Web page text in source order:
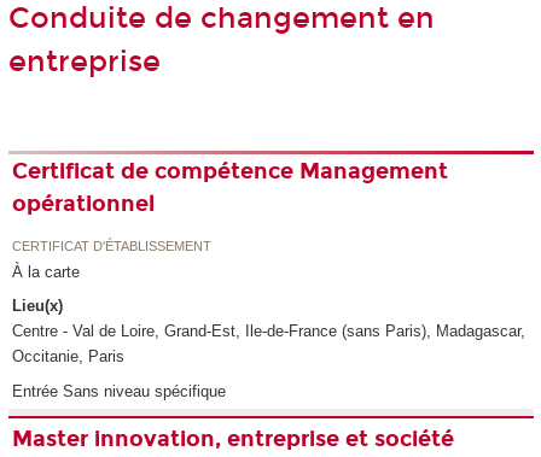
Conduite de changement en
entreprise
Certificat de compétence Management
opérationnel
CERTIFICAT D'ÉTABLISSEMENT
À la carte
Lieu(x)
Centre - Val de Loire, Grand-Est, Ile-de-France (sans Paris), Madagascar,
Occitanie, Paris
Entrée Sans niveau spécifique
Master innovation, entreprise et société